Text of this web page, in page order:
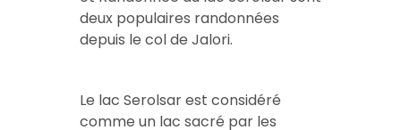
deux populaires randonnées
depuis le col de Jalori.
Le lac Serolsar est considéré
comme un lac sacré par les